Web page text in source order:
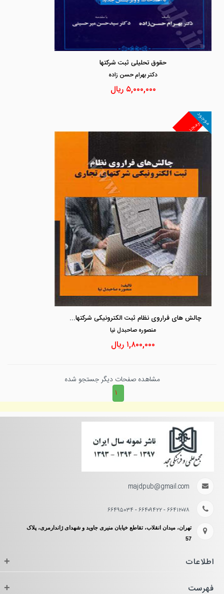
حقوق تحلیلی ثبت شرکتها
دكتر بهرام حسن زاده
۵,۰۰۰,۰۰۰ ریال
غیرمجد
موجود
چالش های فراروی نظام ثبت الکترونیکی شرکتهای تجاری
منصوره صاحبدل نيا
۱,۸۰۰,۰۰۰ ریال
مشاهده صفحات دیگر جستجو شده
۱
majdpub@gmail.com
۶۶۴۱۲۰۷۸ - ۶۶۴۰۹۴۲۲ - ۶۶۴۹۵۰۳۴
تهران، میدان انقلاب، تقاطع خیابان منیری جاوید و شهدای ژاندارمری، پلاک
57
اطلاعات +
فهرست +